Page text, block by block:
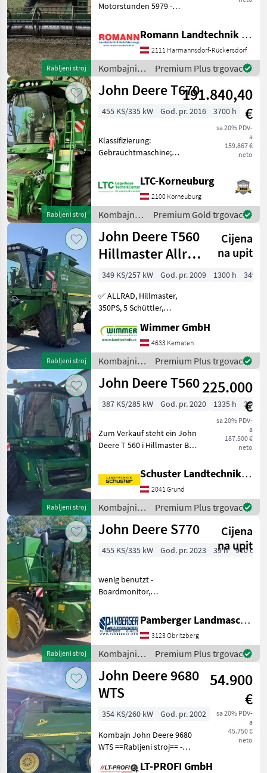
John Deere
Claas
New Holland
Fendt
Case IH
Massey Ferguson
Prikaži
sve
(12)
MODEL
T560
S780
T670
T550
S770
W660
1158
CTS
T5
600
W540
Prikaži
sve
MARKETPLACE
Marketplace
Ponude
trgovaca
Mali
oglasi
Rabljeni stroj
Motorstunden 5979 -
Maschine sofort
Einsatzbereit -mit
Schneidwerk und
Schneidwerkswagen 4, 85 m
Arbeitsbreite -Baujahr: 2
Romann Landtechnik & Nutzfahrzeuge e.U.
2111 Harmannsdorf-Rückersdorf
Kombajni /
John Deere
Premium Plus trgovac
Rabljeni stroj
John Deere T670191.840,40
€
sa 20% PDV-
a
159.867 €
neto
455 KS/335 kW God. pr. 2016 3700 h
Klassifizierung:
Gebrauchtmaschine;
Motorhersteller: John
Deere; Abgelesene
Trommelstunden: 2450;
Geerntete Fläche: 5100;
Höchstgeschwindigkeit
(km/
LTC-Korneuburg
2100 Korneuburg
Kombajni /
John Deere
Premium Gold trgovac
Rabljeni stroj
John Deere T560
Hillmaster Allrad
+ Schneidwerk
620
Cijena
na upit
349 KS/257 kW God. pr. 2009 1300 h
349
✅ ALLRAD, Hillmaster,
350PS, 5 Schüttler,
Rapsvorsatz✅ Der
gebrauchte John Deere
T560 Hillmaster aus dem
Jahr 2009 überzeugt als
zuverlässiger Mä
Wimmer GmbH
4633 Kematen
Kombajni /
John Deere
Premium Plus trgovac
Rabljeni stroj
John Deere T560225.000
€
sa 20% PDV-
a
187.500 €
neto
387 KS/285 kW God. pr. 2020 1335 h 350
Zum Verkauf steht ein John
Deere T 560 i Hillmaster BJ
Motorstundnen und 856
Trommelstunden ca 2400
Getriebe, LED Beleuchtung,
Schuster Landtechnik Grund
2041 Grund
Kombajni /
John Deere
Premium Plus trgovac
Rabljeni stroj
John Deere S770
Cijena
na upit
455 KS/335 kW God. pr. 2023 39 h 910 cm
wenig benutzt -
Boardmonitor,
Spreuverteiler, Allrad, GPS
Starfire 7000, Schneidwerk
Flex Hydraflex 730FD, 2-
achsiger Wagen Broj
slamotresa: 0 slamotr
Pamberger Landmaschinentechnik GmbH
3123 Obritzberg
Kombajni /
John Deere
Premium Plus trgovac
John Deere 9680
WTS
54.900
€
sa 20% PDV-
a
45.750 €
neto
354 KS/260 kW
God. pr. 2002
Kombajn John Deere 9680
WTS ==Rabljeni stroj== -
Spremno za trenutnuLT-PROFI GmbH